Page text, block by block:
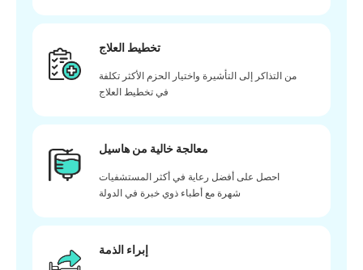
تخطيط العلاج
من التذاكر إلى التأشيرة واختيار الحزم الأكثر تكلفة
في تخطيط العلاج
معالجة خالية من هاسيل
احصل على أفضل رعاية في أكثر المستشفيات
شهرة مع أطباء ذوي خبرة في الدولة
إبراء الذمة